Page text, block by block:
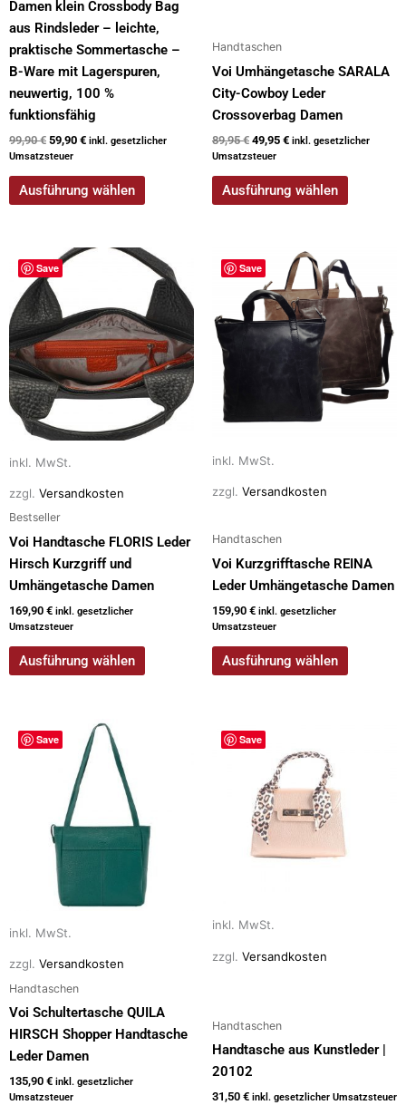
Damen klein Crossbody Bag
aus Rindsleder – leichte,
praktische Sommertasche –
B-Ware mit Lagerspuren,
neuwertig, 100 %
funktionsfähig
99,90€ 59,90 € inkl. gesetzlicher
Umsatzsteuer
Ausführung wählen
Handtaschen
Voi Umhängetasche SARALA
City-Cowboy Leder
Crossoverbag Damen
89,95€ 49,95 € inkl. gesetzlicher
Umsatzsteuer
Ausführung wählen
Save
inkl. MwSt.
zzgl. Versandkosten
Bestseller
Voi Handtasche FLORIS Leder
Hirsch Kurzgriff und
Umhängetasche Damen
169,90 € inkl. gesetzlicher
Umsatzsteuer
Ausführung wählen
Dieses
Produkt
weist
mehrere
Varianten
auf.
Die
Optionen
können
Produktseite
gewählt
werden
Save
inkl. MwSt.
zzgl. Versandkosten
Handtaschen
Voi Kurzgrifftasche REINA
Leder Umhängetasche Damen
159,90 € inkl. gesetzlicher
Umsatzsteuer
Ausführung wählen
Dieses
Produkt
weist
mehrere
Varianten
auf.
Die
Optionen
auf
Produktseite
werden
Save
inkl. MwSt.
zzgl. Versandkosten
Handtaschen
Voi Schultertasche QUILA
HIRSCH Shopper Handtasche
Leder Damen
135,90 € inkl. gesetzlicher
Umsatzsteuer
Dieses
Produkt
Varianten
Optionen
auf
Produktseite
gewählt
werden
Save
inkl. MwSt.
zzgl. Versandkosten
Handtaschen
Handtasche aus Kunstleder |
20102
31,50 € inkl. gesetzlicher Umsatzsteuer
Dieses
Produkt
mehrere
Varianten
auf
Produktseite